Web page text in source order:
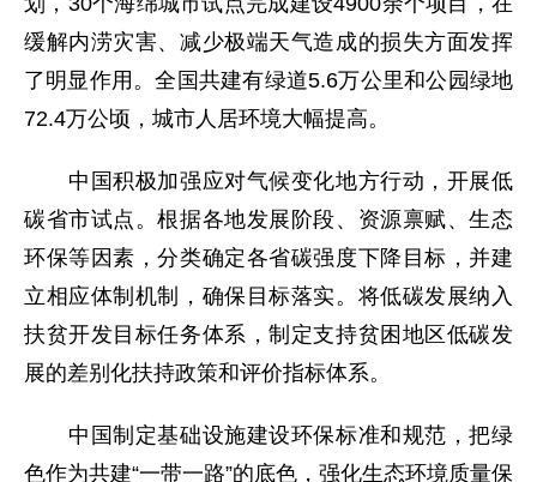
缓解内涝灾害、减少极端天气造成的损失方面发挥
了明显作用。全国共建有绿道5.6万公里和公园绿地
72.4万公顷，城市人居环境大幅提高。
中国积极加强应对气候变化地方行动，开展低
碳省市试点。根据各地发展阶段、资源禀赋、生态
环保等因素，分类确定各省碳强度下降目标，并建
立相应体制机制，确保目标落实。将低碳发展纳入
扶贫开发目标任务体系，制定支持贫困地区低碳发
展的差别化扶持政策和评价指标体系。
中国制定基础设施建设环保标准和规范，把绿
色作为共建“一带一路”的底色，强化生态环境质量保